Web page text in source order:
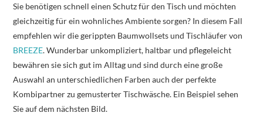
Sie benötigen schnell einen Schutz für den Tisch und möchten
gleichzeitig für ein wohnliches Ambiente sorgen? In diesem Fall
empfehlen wir die gerippten Baumwollsets und Tischläufer von
BREEZE. Wunderbar unkompliziert, haltbar und pflegeleicht
bewähren sie sich gut im Alltag und sind durch eine große
Auswahl an unterschiedlichen Farben auch der perfekte
Kombipartner zu gemusterter Tischwäsche. Ein Beispiel sehen
Sie auf dem nächsten Bild.